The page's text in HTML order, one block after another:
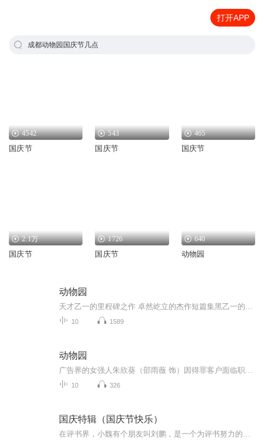
打开APP
成都动物园国庆节几点
4542
国庆节
543
国庆节
465
国庆节
2.1万
国庆节
1726
国庆节
640
动物园
动物园
10 1589
动物园
10 326
国庆特辑（国庆节快乐）